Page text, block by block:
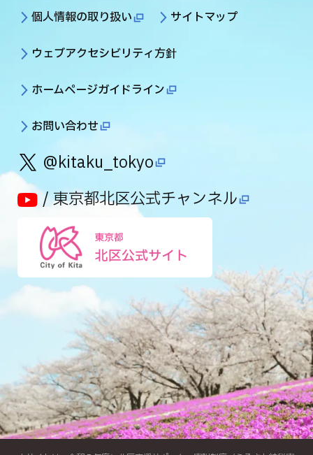
個人情報の取り扱い サイトマップ
ウェブアクセシビリティ方針
ホームページガイドライン
お問い合わせ
@kitaku_tokyo
/ 東京都北区公式チャンネル